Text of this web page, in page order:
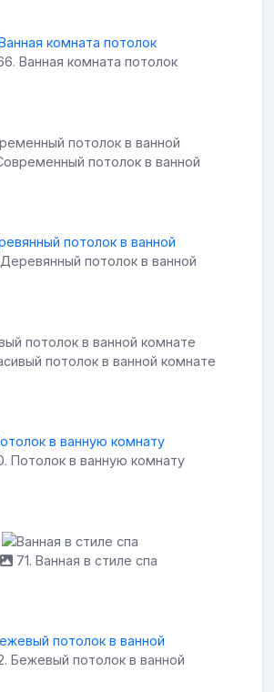
Ванная комната потолок
потолок в ванной
потолок в ванной
потолок в ванной комнате
Потолок в ванную комнату
71. Ванная в стиле спа
Бежевый потолок в ванной